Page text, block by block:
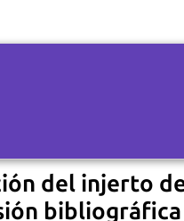
del injerto
bibliográfica